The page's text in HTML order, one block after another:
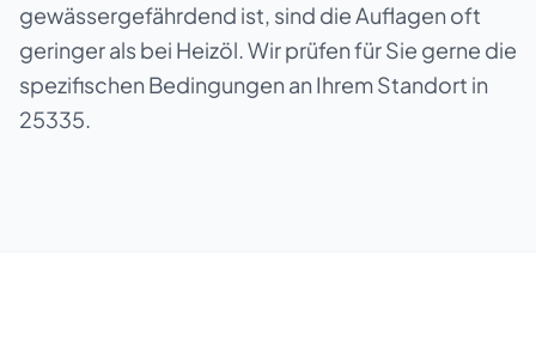
gewässergefährdend ist, sind die Auflagen oft
geringer als bei Heizöl. Wir prüfen für Sie gerne die
spezifischen Bedingungen an Ihrem Standort in
25335.